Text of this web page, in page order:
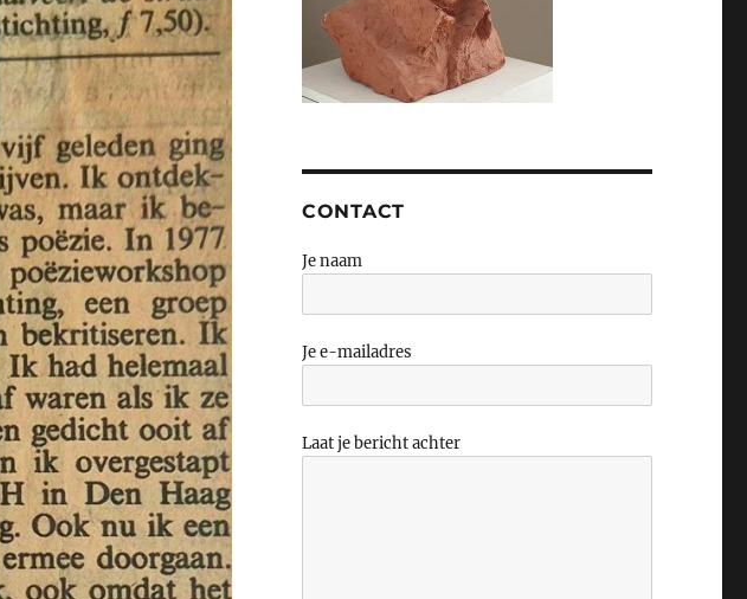
CONTACT
Je naam
Je e-mailadres
Laat je bericht achter